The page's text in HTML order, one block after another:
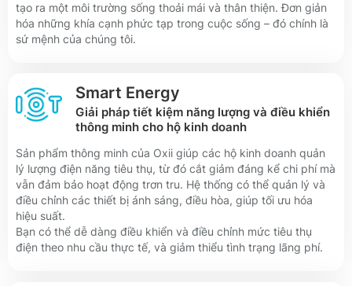
tạo ra một môi trường sống thoải mái và thân thiện. Đơn giản
hóa những khía cạnh phức tạp trong cuộc sống – đó chính là
sứ mệnh của chúng tôi.
Smart Energy
Giải pháp tiết kiệm năng lượng và điều khiển
thông minh cho hộ kinh doanh
Sản phẩm thông minh của Oxii giúp các hộ kinh doanh quản
lý lượng điện năng tiêu thụ, từ đó cắt giảm đáng kể chi phí mà
vẫn đảm bảo hoạt động trơn tru. Hệ thống có thể quản lý và
điều chỉnh các thiết bị ánh sáng, điều hòa, giúp tối ưu hóa
hiệu suất.
Bạn có thể dễ dàng điều khiển và điều chỉnh mức tiêu thụ
điện theo nhu cầu thực tế, và giảm thiểu tình trạng lãng phí.